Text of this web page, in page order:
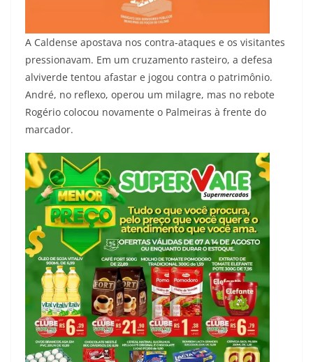
A Caldense apostava nos contra-ataques e os visitantes
pressionavam. Em um cruzamento rasteiro, a defesa
alviverde tentou afastar e jogou contra o patrimônio.
André, no reflexo, operou um milagre, mas no rebote
Rogério colocou novamente o Palmeiras à frente do
marcador.